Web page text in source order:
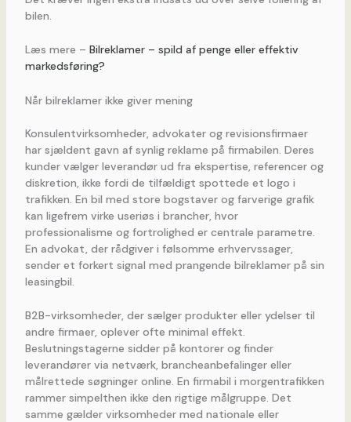
bilen.
Læs mere – Bilreklamer – spild af penge eller effektiv
markedsføring?
Når bilreklamer ikke giver mening
Konsulentvirksomheder, advokater og revisionsfirmaer
har sjældent gavn af synlig reklame på firmabilen. Deres
kunder vælger leverandør ud fra ekspertise, referencer og
diskretion, ikke fordi de tilfældigt spottede et logo i
trafikken. En bil med store bogstaver og farverige grafik
kan ligefrem virke useriøs i brancher, hvor
professionalisme og fortrolighed er centrale parametre.
En advokat, der rådgiver i følsomme erhvervssager,
sender et forkert signal med prangende bilreklamer på sin
leasingbil.
B2B-virksomheder, der sælger produkter eller ydelser til
andre firmaer, oplever ofte minimal effekt.
Beslutningstagerne sidder på kontorer og finder
leverandører via netværk, brancheanbefalinger eller
målrettede søgninger online. En firmabil i morgentrafikken
rammer simpelthen ikke den rigtige målgruppe. Det
samme gælder virksomheder med nationale eller